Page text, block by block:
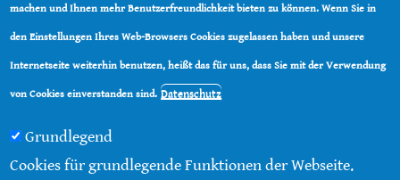
teilen
machen und Ihnen mehr Benutzerfreundlichkeit bieten zu können. Wenn Sie in
den Einstellungen Ihres Web-Browsers Cookies zugelassen haben und unsere
Internetseite weiterhin benutzen, heißt das für uns, dass Sie mit der Verwendung
von Cookies einverstanden sind. Datenschutz
Grundlegend
Cookies für grundlegende Funktionen der Webseite.